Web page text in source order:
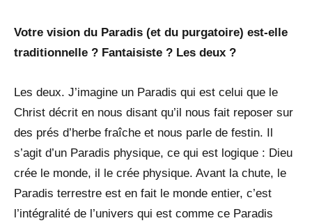
Votre vision du Paradis (et du purgatoire) est-elle
traditionnelle ? Fantaisiste ? Les deux ?
Les deux. J’imagine un Paradis qui est celui que le
Christ décrit en nous disant qu’il nous fait reposer sur
des prés d’herbe fraîche et nous parle de festin. Il
s’agit d’un Paradis physique, ce qui est logique : Dieu
crée le monde, il le crée physique. Avant la chute, le
Paradis terrestre est en fait le monde entier, c’est
l’intégralité de l’univers qui est comme ce Paradis